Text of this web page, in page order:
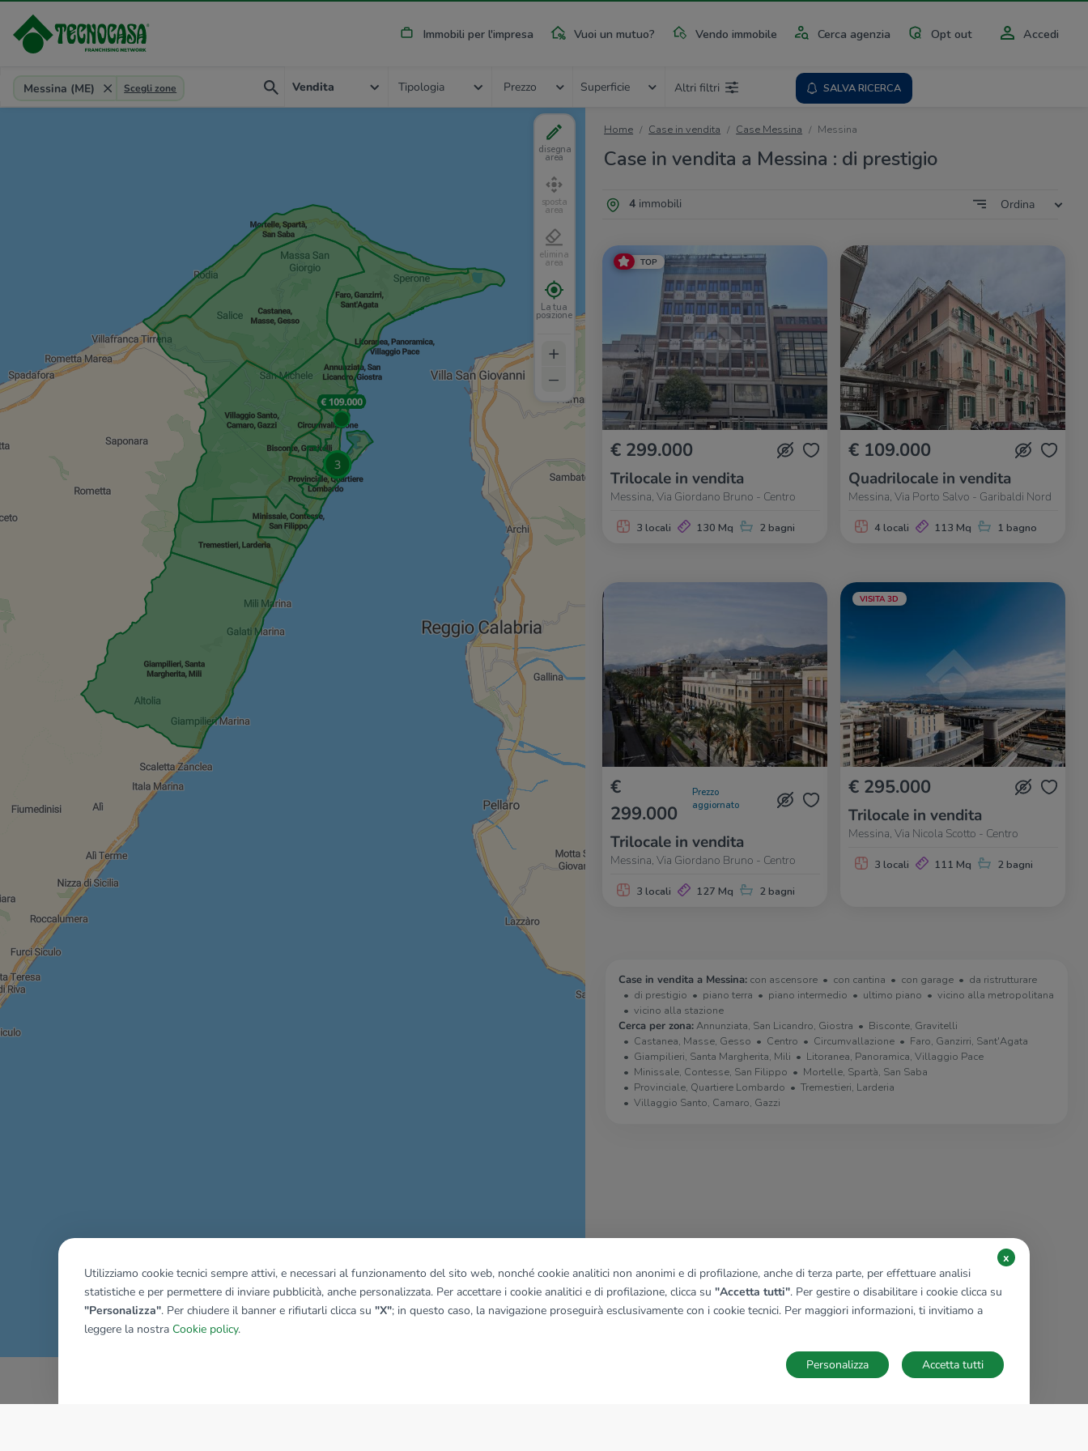
Immobili per l'impresa Vuoi un mutuo? Vendo immobile Cerca agenzia Opt out Accedi
Provincia, comune, zona, riferimento
Messina (ME) Scegli zone Vendita Tipologia Prezzo Superficie Altri filtri SALVA RICERCA
Home Case in vendita Case Messina Messina
Case in vendita a Messina : di prestigio
4immobili Ordina
TOP
€ 299.000
Trilocale in vendita
Messina, Via Giordano Bruno - Centro
3 locali 130 Mq 2 bagni
€ 109.000
Quadrilocale in vendita
Messina, Via Porto Salvo - Garibaldi Nord
4 locali 113 Mq 1 bagno
€
299.000
Prezzo
aggiornato
Trilocale in vendita
Messina, Via Giordano Bruno - Centro
3 locali 127 Mq 2 bagni
VISITA 3D
€ 295.000
Trilocale in vendita
Messina, Via Nicola Scotto - Centro
3 locali 111 Mq 2 bagni
Case in vendita a Messina: con ascensore con cantina con garage
da ristrutturare
di prestigio
piano terra piano intermedio ultimo piano
vicino alla metropolitana
vicino alla stazione
Cerca per zona:Annunziata, San Licandro, Giostra
Bisconte, Gravitelli
Castanea, Masse, Gesso
Centro Circumvallazione
Faro, Ganzirri, Sant'Agata
Giampilieri, Santa Margherita, Mili
Litoranea, Panoramica, Villaggio Pace
Minissale, Contesse, San Filippo
Mortelle, Spartà, San Saba
Provinciale, Quartiere Lombardo
Tremestieri, Larderia
Villaggio Santo, Camaro, Gazzi
disegna
area
sposta
area
elimina
area
La tua
posizione
+
–
Mostra tutti gli immobili del riquadro
Utilizziamo cookie tecnici sempre attivi, e necessari al funzionamento del sito web, nonché cookie analitici non anonimi e di profilazione, anche di terza parte, per effettuare analisi
statistiche e per permettere di inviare pubblicità, anche personalizzata. Per accettare i cookie analitici e di profilazione, clicca su "Accetta tutti". Per gestire o disabilitare i cookie clicca su
"Personalizza". Per chiudere il banner e rifiutarli clicca su "X"; in questo caso, la navigazione proseguirà esclusivamente con i cookie tecnici. Per maggiori informazioni, ti invitiamo a
leggere la nostra Cookie policy.
x
Accetta tutti
Personalizza